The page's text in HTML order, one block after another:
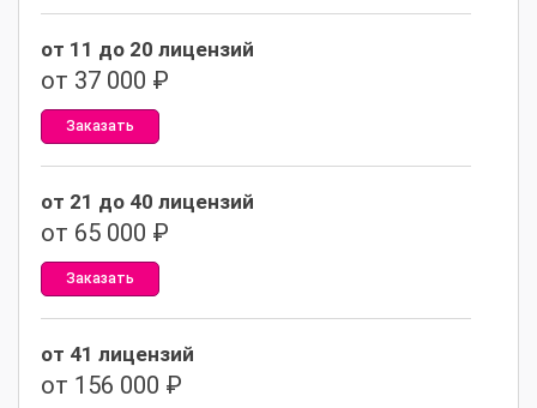
от 11 до 20 лицензий
от 37 000 ₽
Заказать
от 21 до 40 лицензий
от 65 000 ₽
Заказать
от 41 лицензий
от 156 000 ₽